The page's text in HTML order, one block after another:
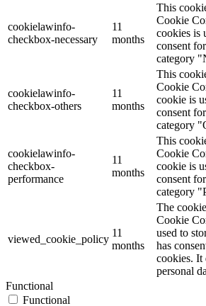
cookielawinfo-
checkbox-necessary
11
months
This
Cookie
cookies is
consent
category
cookielawinfo-
checkbox-others
11
months
This
Cookie
cookie is
consent
category
cookielawinfo-
checkbox-
performance
11
months
This
Cookie
cookie is
consent
category
viewed_cookie_policy
11
months
The
Cookie
used to
has
cookies. It
personal
Functional
Functional